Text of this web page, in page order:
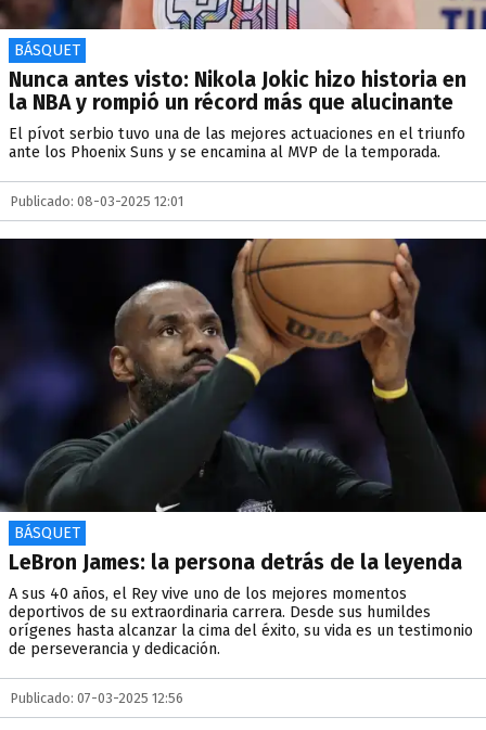
BÁSQUET
Nunca antes visto: Nikola Jokic hizo historia en
la NBA y rompió un récord más que alucinante
El pívot serbio tuvo una de las mejores actuaciones en el triunfo
ante los Phoenix Suns y se encamina al MVP de la temporada.
Publicado: 08-03-2025 12:01
BÁSQUET
LeBron James: la persona detrás de la leyenda
A sus 40 años, el Rey vive uno de los mejores momentos
deportivos de su extraordinaria carrera. Desde sus humildes
orígenes hasta alcanzar la cima del éxito, su vida es un testimonio
de perseverancia y dedicación.
Publicado: 07-03-2025 12:56